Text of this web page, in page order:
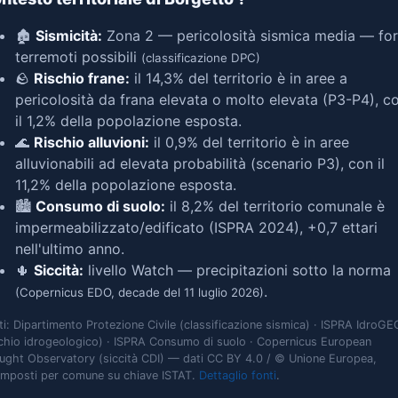
🏚️ Sismicità: Zona 2 — pericolosità sismica media —
terremoti possibili (classificazione DPC)
🪨 Rischio frane: il 14,3% del territorio è in aree a
pericolosità da frana elevata o molto elevata (P3-P4),
il 1,2% della popolazione esposta.
🌊 Rischio alluvioni: il 0,9% del territorio è in aree
alluvionabili ad elevata probabilità (scenario P3), con il
11,2% della popolazione esposta.
🏙️ Consumo di suolo: il 8,2% del territorio comunale è
impermeabilizzato/edificato (ISPRA 2024), +0,7 ettari
nell'ultimo anno.
🌵 Siccità: livello Watch — precipitazioni sotto la norma
(Copernicus EDO, decade del 11 luglio 2026).
Dipartimento Protezione Civile (classificazione sismica) · ISPRA
idrogeologico) · ISPRA Consumo di suolo · Copernicus European
Observatory (siccità CDI) — dati CC BY 4.0 / © Unione Europea,
per comune su chiave ISTAT. Dettaglio fonti.